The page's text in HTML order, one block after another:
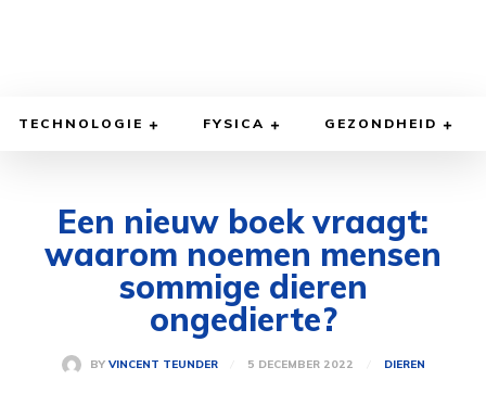
TECHNOLOGIE FYSICA GEZONDHEID
Een nieuw boek vraagt:
waarom noemen mensen
sommige dieren
ongedierte?
BY VINCENT TEUNDER 5 DECEMBER 2022 DIEREN